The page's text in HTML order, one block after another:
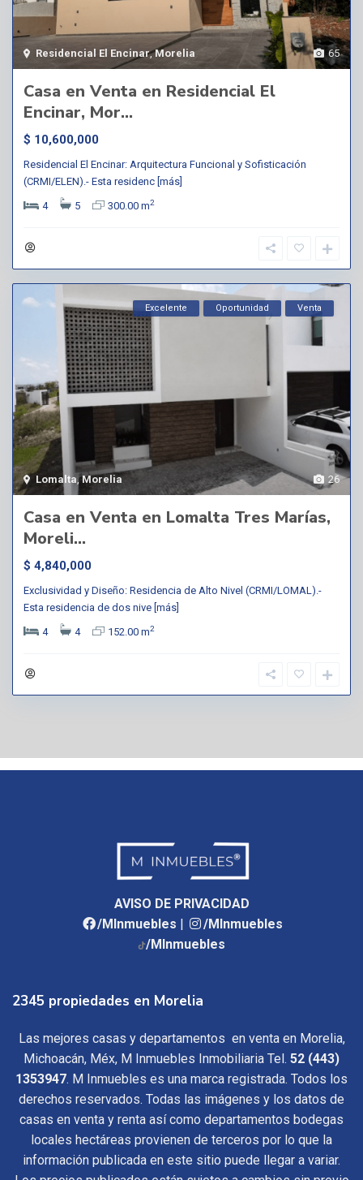
65
Residencial El Encinar,Morelia
Casa en Venta en Residencial El
Encinar, Mor...
$ 10,600,000
Residencial El Encinar: Arquitectura Funcional y Sofisticación
(CRMI/ELEN).- Esta residenc [más]
4
5 300.00 m2
26
Lomalta ,Morelia
Excelente Oportunidad Venta
Casa en Venta en Lomalta Tres Marías,
Moreli...
$ 4,840,000
Exclusividad y Diseño: Residencia de Alto Nivel (CRMI/LOMAL).-
Esta residencia de dos nive [más]
4
4 152.00 m2
AVISO DE PRIVACIDAD
/MInmuebles |
/MInmuebles
/MInmuebles
2345 propiedades en Morelia
Las mejores casas y departamentos en venta en Morelia,
Michoacán, Méx, M Inmuebles Inmobiliaria Tel. 52 (443)
1353947. M Inmuebles es una marca registrada. Todos los
derechos reservados. Todas las imágenes y los datos de
casas en venta y renta así como departamentos bodegas
locales hectáreas provienen de terceros por lo que la
información publicada en este sitio puede llegar a variar.